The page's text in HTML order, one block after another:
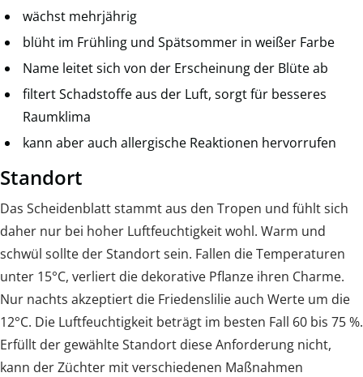
wächst mehrjährig
blüht im Frühling und Spätsommer in weißer Farbe
Name leitet sich von der Erscheinung der Blüte ab
filtert Schadstoffe aus der Luft, sorgt für besseres
Raumklima
kann aber auch allergische Reaktionen hervorrufen
Standort
Das Scheidenblatt stammt aus den Tropen und fühlt sich
daher nur bei hoher Luftfeuchtigkeit wohl. Warm und
schwül sollte der Standort sein. Fallen die Temperaturen
unter 15°C, verliert die dekorative Pflanze ihren Charme.
Nur nachts akzeptiert die Friedenslilie auch Werte um die
12°C. Die Luftfeuchtigkeit beträgt im besten Fall 60 bis 75 %.
Erfüllt der gewählte Standort diese Anforderung nicht,
kann der Züchter mit verschiedenen Maßnahmen